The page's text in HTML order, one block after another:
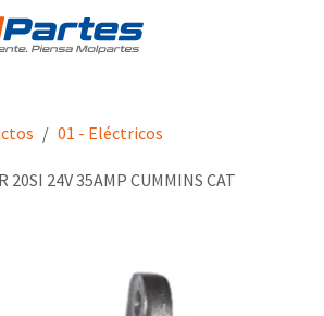
01 - Eléctricos
20SI 24V 35AMP CUMMINS CAT